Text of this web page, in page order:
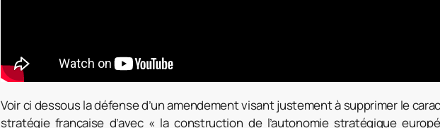
Voir ci dessous la défense d’un amendement visant justement à supprimer le
stratégie française d’avec « la construction de l’autonomie stratégique